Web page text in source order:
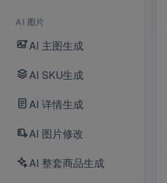
AI 图片
AI 主图生成
AI SKU生成
AI 详情生成
AI 图片修改
AI 整套商品生成
一键生成带声
电商视频
70 条灵感库已